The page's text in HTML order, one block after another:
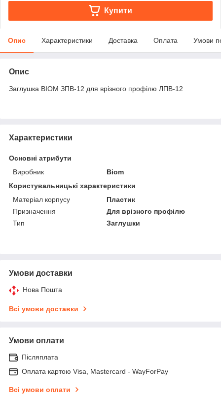
Купити
Опис Характеристики Доставка Оплата Умови
Опис
Заглушка BIOM ЗПВ-12 для врізного профілю ЛПВ-12
Характеристики
Основні атрибути
Виробник
Biom
Користувальницькі характеристики
Матеріал корпусу
Пластик
Призначення
Для врізного профілю
Тип
Заглушки
Умови доставки
Нова Пошта
Всі умови доставки
Умови оплати
Післяплата
Оплата картою Visa, Mastercard - WayForPay
Всі умови оплати